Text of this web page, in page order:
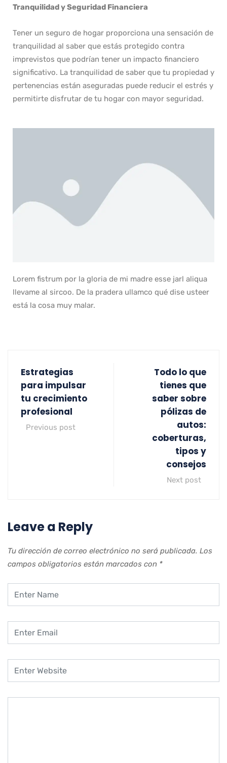
Tranquilidad y Seguridad Financiera
Tener un seguro de hogar proporciona una sensación de
tranquilidad al saber que estás protegido contra
imprevistos que podrían tener un impacto financiero
significativo. La tranquilidad de saber que tu propiedad y
pertenencias están aseguradas puede reducir el estrés y
permitirte disfrutar de tu hogar con mayor seguridad.
Lorem fistrum por la gloria de mi madre esse jarl aliqua
llevame al sircoo. De la pradera ullamco qué dise usteer
está la cosa muy malar.
Estrategias
para impulsar
tu crecimiento
profesional
Previous post
Todo lo que
tienes que
saber sobre
pólizas de
autos:
coberturas,
tipos y
consejos
Next post
Leave a Reply
Tu dirección de correo electrónico no será publicada. Los
campos obligatorios están marcados con *